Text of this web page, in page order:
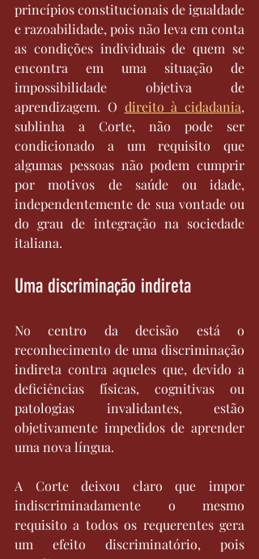
princípios constitucionais de igualdade
e razoabilidade, pois não leva em conta
as condições individuais de quem se
encontra em uma situação de
impossibilidade objetiva de
aprendizagem. O direito à cidadania,
sublinha a Corte, não pode ser
condicionado a um requisito que
algumas pessoas não podem cumprir
por motivos de saúde ou idade,
independentemente de sua vontade ou
do grau de integração na sociedade
italiana.
Uma discriminação indireta
No centro da decisão está o
reconhecimento de uma discriminação
indireta contra aqueles que, devido a
deficiências físicas, cognitivas ou
patologias invalidantes, estão
objetivamente impedidos de aprender
uma nova língua.
A Corte deixou claro que impor
indiscriminadamente o mesmo
requisito a todos os requerentes gera
um efeito discriminatório, pois